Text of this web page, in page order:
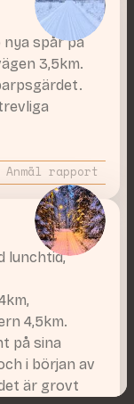
nya spår på
3,5km.
Anmäl rapport
lunchtid,
4,5km.
på sina
i början av
är grovt